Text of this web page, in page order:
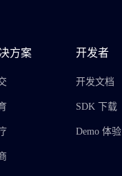
方案 开发者
开发文档
SDK 下载
Demo 体验